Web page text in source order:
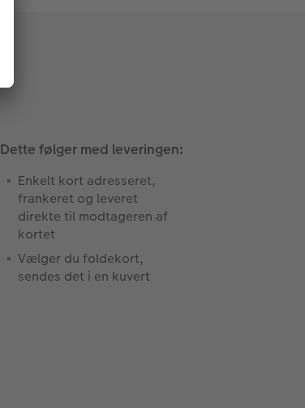
Dette følger med leveringen:
Enkelt kort adresseret,
frankeret og leveret
direkte til modtageren af
kortet
Vælger du foldekort,
sendes det i en kuvert